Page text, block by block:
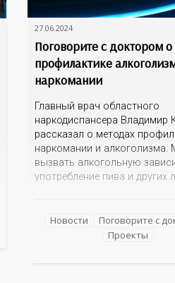
27.06.2024
Поговорите с доктором о
профилактике
наркомании
Главный врач областного
наркодиспансера Владимир
рассказал о методах
наркомании и алкоголизма.
вызвать алкогольную
употребление пива и других
родственникам распознать,
подросток или уже
Новости
Поговорите с
Проекты